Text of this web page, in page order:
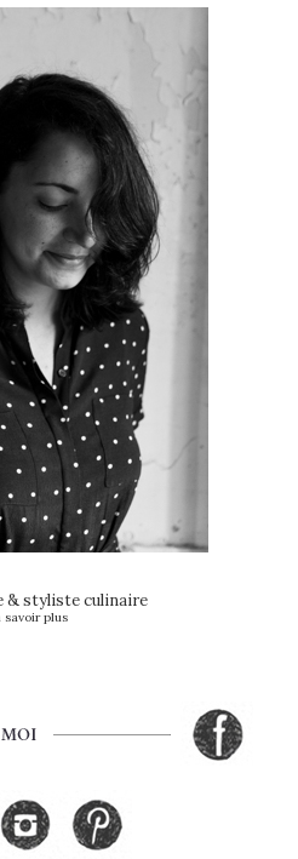
& styliste culinaire
savoir plus